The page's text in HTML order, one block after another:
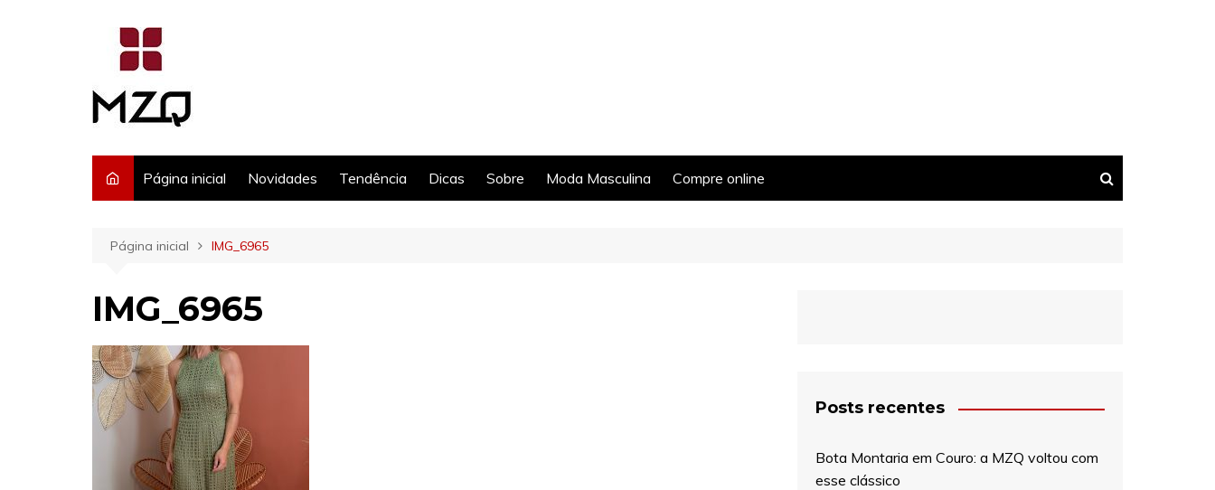
Página inicial Novidades Tendência Dicas Sobre Moda Masculina Compre online
Página inicial IMG_6965
IMG_6965
Posts recentes
Bota Montaria em Couro: a MZQ voltou com
esse clássico